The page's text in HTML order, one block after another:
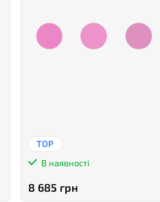
TOP
В наявності
8 685 грн